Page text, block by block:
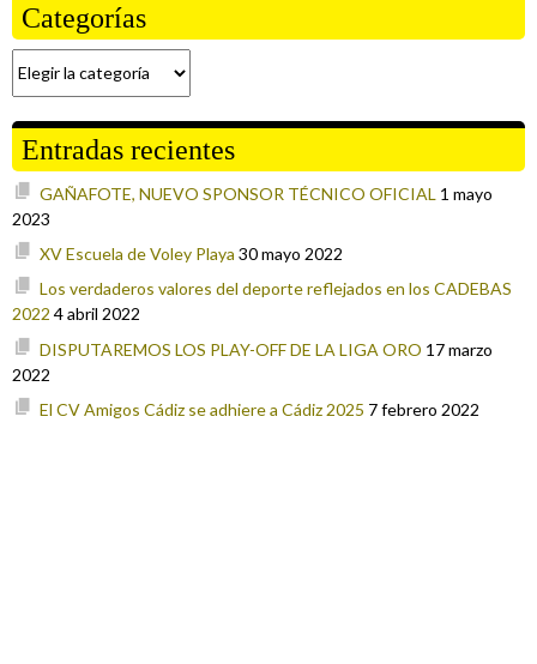
Categorías
Entradas recientes
GAÑAFOTE, NUEVO SPONSOR TÉCNICO OFICIAL 1 mayo
2023
XV Escuela de Voley Playa 30 mayo 2022
Los verdaderos valores del deporte reflejados en los CADEBAS
2022 4 abril 2022
DISPUTAREMOS LOS PLAY-OFF DE LA LIGA ORO 17 marzo
2022
El CV Amigos Cádiz se adhiere a Cádiz 2025 7 febrero 2022